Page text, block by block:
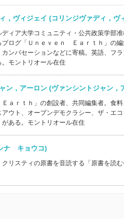
，ヴィジェイ (コリンジヴァディ
ディア大学コミュニティ・公共政策学部
ブログ「Ｕｎｅｖｅｎ Ｅａｒｔｈ」の
カンバセーションなどに寄稿。英語、フ
モントリオール在住
ン，アーロン (ヴァンシントジャ
ａｒｔｈ」の創設者、共同編集者。食
アウト、オープンデモクラシー、ザ・
がある。モントリオール在住
ナ キョウコ)
リスティの原書を音読する「原書を読